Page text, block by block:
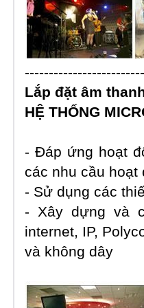
Lắp đặt âm
HỆ THỐNG
- Đáp ứng hoạt
các nhu cầu hoạt
- Sử dụng các
- Xây dựng và
internet, IP,
và không dây